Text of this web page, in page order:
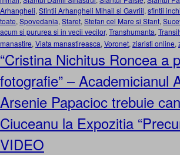
Arhangheli, Sfintii Arhangheli Mihail si Gavriil, sfintii
toate, Spovedania, Staret, Stefan cel Mare si Sfant,
acum si pururea si in vecii vecilor, Transhumanta,
manastire, Viata manastireasca, Voronet, ziaristi online,
“Cristina Nichitus Roncea a
fotografie” – Academicianul
Arsenie Papacioc trebuie
Ciuceanu la Expozitia
VIDEO